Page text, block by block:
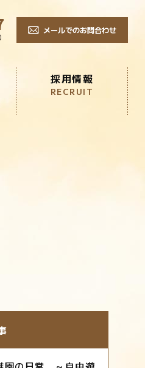
メールでのお問合わせ
採用情報
RECRUIT